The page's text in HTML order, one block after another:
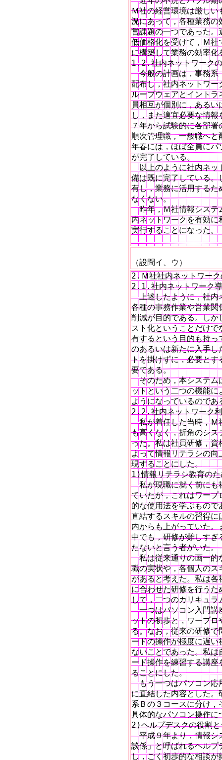
Ｍ社の経営環境は厳し
況にあって，各種業務
営課題の一つであった
低価格化を受けて，Ｍ
に構築して業務の効率
1.2.社内ネットワーク
今般の計画は，事務系
配布し，社内ネットワ
ループウェアとイント
員相互が個別に，ある
し，また適宜必要な情
７年から試験的に各部
順次管理職，一般職へ
年春には，ほぼ全員に
が完了している。
以上のように社内ネッ
備は既に完了している
有し，業務に活用する
なくない。
昨年，Ｍ社情報システ
内ネットワークを有効
実行することになった。
（設問イ、ウ）
2.Ｍ社社内ネットワー
2.1.社内ネットワーク
上述したように，社内
各種の事務作業や営業
削減が目的である。し
スト化ということだけ
有するという目的も持
のあるいは新たに入手
トを掛けずに，必要と
要である。
そのため，本システム
ットという二つの機能
ようになっているのであ
2.2.社内ネットワーク
私が着任した当時，Ｍ
も高くなく，折角のシ
った。私は社員研修，
よって情報リテラシの
現することにした。
1)情報リテラシ教育の
私が現職に就く前にも
ていたが，これはワー
的な使用法を学ぶもの
直結するスキルの習得
内からも上がっていた
中でも，研修が難しす
たないと言う者がいた。
私は従来通りの画一的
職の実状や，各個人の
があると考えた。私は
に合わせた研修を行う
して，二つのカリキュ
一つはパソコン入門講
ットの初歩と，ワープ
る。なお，従来の研修
ードの操作が極度に遅
ないことであった。私
ード操作を練習する講
ることにした。
もう一つはパソコン応
に直結した内容とした
系Ｂの３コースに分け
具体的なパソコン操作
2)ヘルプデスクの役割
平成９年より，情報シ
談係」と呼ばれるヘル
し，ごく初歩的な相談